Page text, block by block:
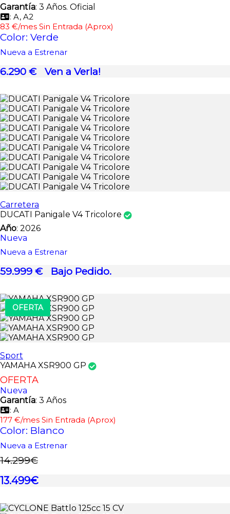
Garantía: 3 Años. Oficial
: A, A2
83 €/mes Sin Entrada (Aprox)
Color: Verde
Nueva a Estrenar
6.290 € Ven a Verla!
Carretera
DUCATI Panigale V4 Tricolore
Año: 2026
Nueva
Nueva a Estrenar
59.999 € Bajo Pedido.
OFERTA
Sport
YAMAHA XSR900 GP
OFERTA
Nueva
Garantía: 3 Años
: A
177 €/mes Sin Entrada (Aprox)
Color: Blanco
Nueva a Estrenar
14.299€
13.499€